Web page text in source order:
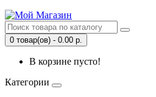
0 товар(ов) - 0.00 р.
В корзине пусто!
Категории